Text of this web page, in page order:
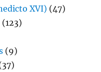
XVI) (47)
(123)
(9)